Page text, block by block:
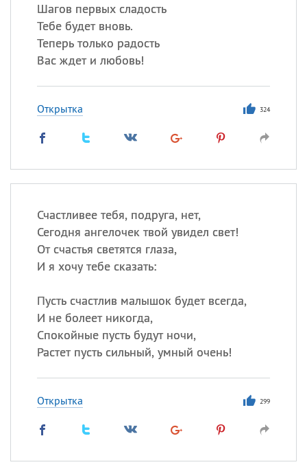
Шагов первых сладость
Тебе будет вновь.
Теперь только радость
Вас ждет и любовь!
Открытка 324
Счастливее тебя, подруга, нет,
Сегодня ангелочек твой увидел свет!
От счастья светятся глаза,
И я хочу тебе сказать:
Пусть счастлив малышок будет всегда,
И не болеет никогда,
Спокойные пусть будут ночи,
Растет пусть сильный, умный очень!
Открытка 299